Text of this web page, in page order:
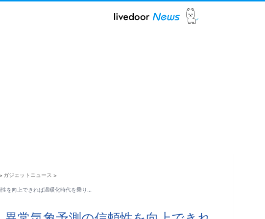
ガジェットニュース >
を向上できれば温暖化時代を乗り…